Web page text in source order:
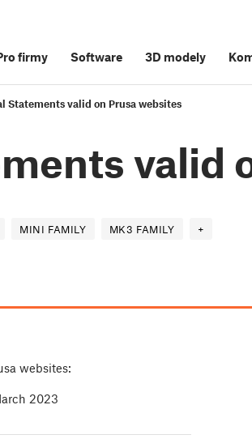
firmy Software 3D modely
Statements valid on Prusa websites
valid
MINI FAMILY MK3 FAMILY +
websites:
2023